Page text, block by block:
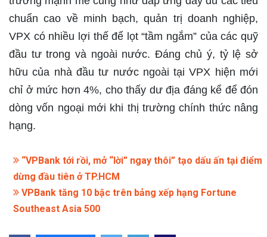
chuẩn cao về minh bạch, quản trị doanh nghiệp,
VPX có nhiều lợi thế để lọt “tầm ngắm” của các quỹ
đầu tư trong và ngoài nước. Đáng chủ ý, tỷ lệ sở
hữu của nhà đầu tư nước ngoài tại VPX hiện mới
chỉ ở mức hơn 4%, cho thấy dư địa đáng kể để đón
dòng vốn ngoại mới khi thị trường chính thức nâng
hạng.
“VPBank tới rồi, mở “lời” ngay thôi” tạo dấu ấn tại điểm
dừng đầu tiên ở TP.HCM
VPBank tăng 10 bậc trên bảng xếp hạng Fortune
Southeast Asia 500